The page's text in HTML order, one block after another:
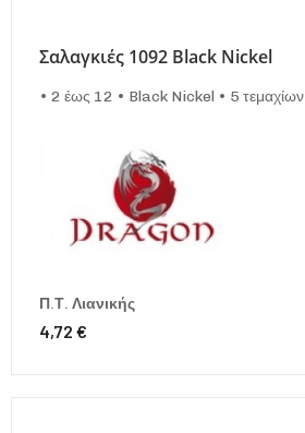
Σαλαγκιές 1092 Black Nickel
• 2 έως 12 • Black Nickel • 5 τεμαχίων
Π.Τ. Λιανικής
4,72 €